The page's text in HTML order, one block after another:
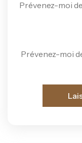
Prévenez-moi
Prévenez-moi